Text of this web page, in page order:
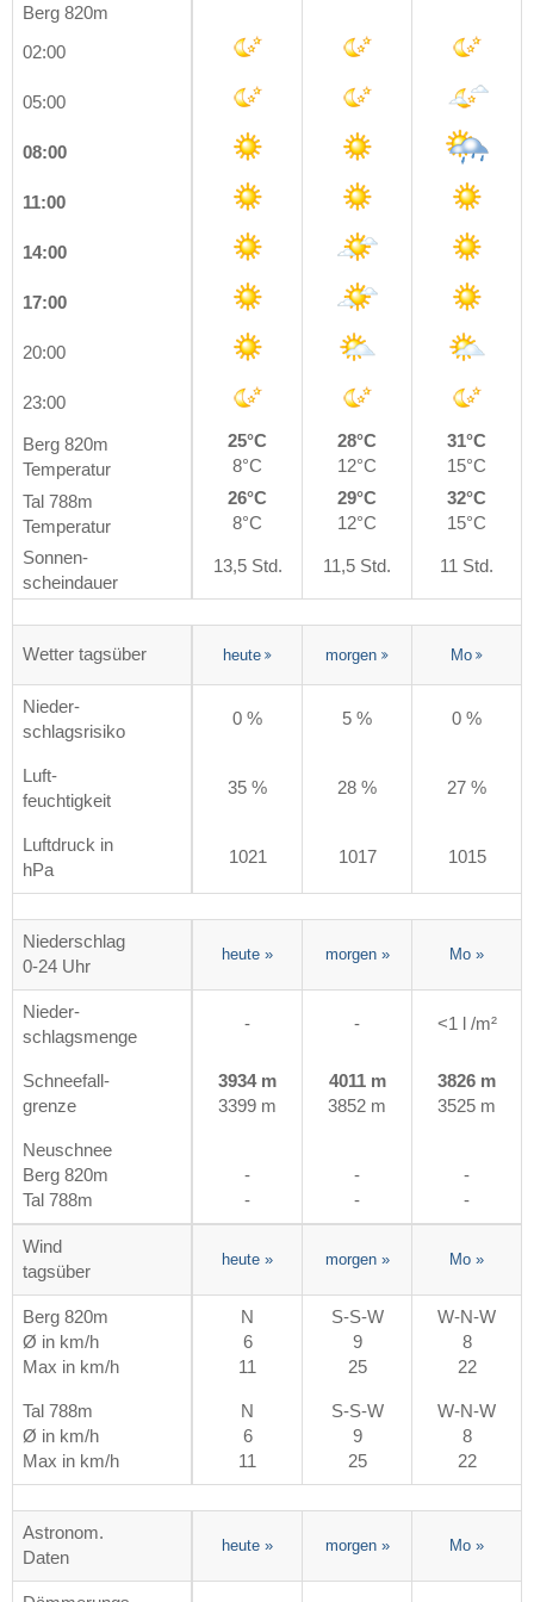
Berg 820m
02:00
05:00
08:00
11:00
14:00
17:00
20:00
23:00
Berg 820m
Temperatur
25°C
8°C
28°C
12°C
31°C
15°C
Tal 788m
Temperatur
26°C
8°C
29°C
12°C
32°C
15°C
Sonnen-
scheindauer
13,5 Std. 11,5 Std. 11 Std.
Wetter tagsüber heute morgen Mo
Nieder-
schlagsrisiko
0 % 5 % 0 %
Luft-
feuchtigkeit
35 % 28 % 27 %
Luftdruck in
hPa
1021 1017 1015
Niederschlag
0-24 Uhr
heute » morgen » Mo »
Nieder-
schlagsmenge
- - <1 l /m²
Schneefall-
grenze
3934 m
3399 m
4011 m
3852 m
3826 m
3525 m
Neuschnee
Berg 820m
Tal 788m
-
-
-
-
-
-
Wind
tagsüber
heute » morgen » Mo »
Berg 820m
Ø in km/h
Max in km/h
N
6
11
S-S-W
9
25
W-N-W
8
22
Tal 788m
Ø in km/h
Max in km/h
N
6
11
S-S-W
9
25
W-N-W
8
22
Astronom.
Daten
heute » morgen » Mo »